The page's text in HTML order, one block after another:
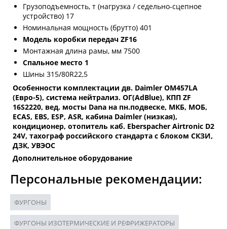
Грузоподъемность, т (нагрузка / седельно-сцепное
устройство) 17
Номинальная мощность (брутто) 401
Модель коробки передач ZF16
Монтажная длина рамы, мм 7500
Спальное место 1
Шины 315/80R22,5
Особенности комплектации дв. Daimler OM457LA
(Евро-5), система нейтрализ. ОГ(AdBlue), КПП ZF
16S2220, вед. мосты Dana на пн.подвеске, МКБ, МОБ,
ECAS, EBS, ESP, ASR, кабина Daimler (низкая),
кондиционер, отопитель каб. Eberspacher Airtronic D2
24V, тахограф российского стандарта с блоком СКЗИ,
ДЗК, УВЭОС
Дополнительное оборудование
Персональные рекомендации:
ФУРГОНЫ
ФУРГОНЫ ИЗОТЕРМИЧЕСКИЕ И РЕФРИЖЕРАТОРЫ